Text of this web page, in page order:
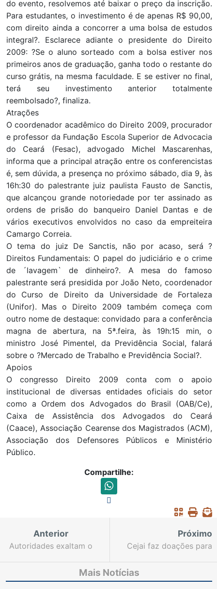
do evento, resolvemos até baixar o preço da inscrição.
Para estudantes, o investimento é de apenas R$ 90,00,
com direito ainda a concorrer a uma bolsa de estudos
integral?. Esclarece adiante o presidente do Direito
2009: ?Se o aluno sorteado com a bolsa estiver nos
primeiros anos de graduação, ganha todo o restante do
curso grátis, na mesma faculdade. E se estiver no final,
terá seu investimento anterior totalmente
reembolsado?, finaliza.
Atrações
O coordenador acadêmico do Direito 2009, procurador
e professor da Fundação Escola Superior de Advocacia
do Ceará (Fesac), advogado Michel Mascarenhas,
informa que a principal atração entre os conferencistas
é, sem dúvida, a presença no próximo sábado, dia 9, às
16h:30 do palestrante juiz paulista Fausto de Sanctis,
que alcançou grande notoriedade por ter assinado as
ordens de prisão do banqueiro Daniel Dantas e de
vários executivos envolvidos no caso da empreiteira
Camargo Correia.
O tema do juiz De Sanctis, não por acaso, será ?
Direitos Fundamentais: O papel do judiciário e o crime
de ´lavagem` de dinheiro?. A mesa do famoso
palestrante será presidida por João Neto, coordenador
do Curso de Direito da Universidade de Fortaleza
(Unifor). Mas o Direito 2009 também começa com
outro nome de destaque: convidado para a conferência
magna de abertura, na 5ª.feira, às 19h:15 min, o
ministro José Pimentel, da Previdência Social, falará
sobre o ?Mercado de Trabalho e Previdência Social?.
Apoios
O congresso Direito 2009 conta com o apoio
institucional de diversas entidades oficiais do setor
como a Ordem dos Advogados do Brasil (OAB/Ce),
Caixa de Assistência dos Advogados do Ceará
(Caace), Associação Cearense dos Magistrados (ACM),
Associação dos Defensores Públicos e Ministério
Público.
Compartilhe:
Anterior
Autoridades exaltam o
competência de Nailde
Pinheiro
Próximo
Cejai faz doações para
Mais Notícias